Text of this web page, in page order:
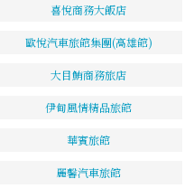
喜悅商務大飯店
歐悅汽車旅館集團(高雄館)
大目鮪商務旅店
伊甸風情精品旅館
華賓旅館
麗馨汽車旅館